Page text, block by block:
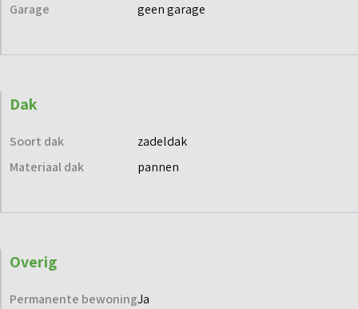
Garage
geen garage
Dak
Soort dak
zadeldak
Materiaal dak
pannen
Overig
Permanente bewoningJa